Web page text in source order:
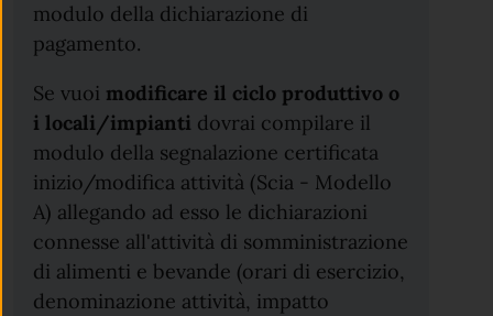
modulo della dichiarazione di
pagamento.
Se vuoi modificare il ciclo produttivo o
i locali/impianti dovrai compilare il
modulo della segnalazione certificata
inizio/modifica attività (Scia - Modello
A) allegando ad esso le dichiarazioni
connesse all'attività di somministrazione
di alimenti e bevande (orari di esercizio,
denominazione attività, impatto